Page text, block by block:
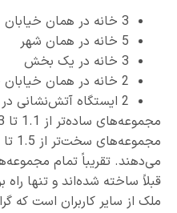
3 خانه در همان خیابان
5 خانه در همان شهر
3 خانه در یک بخش
2 خانه در همان خیابان خاص (خیابان سنت چارلز)
2 ایستگاه آتش‌نشانی در همان شهر و خیلی موارد دیگر
می‌دهند. تقریباً تمام
قبلاً ساخته شده‌اند و تنها
ملک از سایر کاربران است که